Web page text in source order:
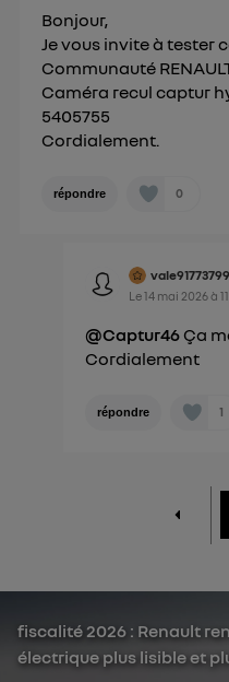
Bonjour,
Je vous invite à tester
Communauté
Caméra recul captur
5405755
Cordialement.
répondre 0
vale91773799
Le14 mai 2026à
@Captur46 Ça
Cordialement
répondre 1
fiscalité 2026 : Renault
électrique plus lisible et